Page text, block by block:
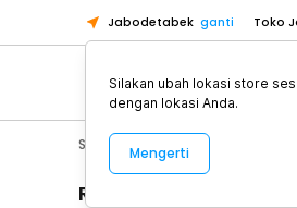
Jabodetabek ganti Toko
Toko
Toko
Pick
Pick n
Sport & Outdoor
Rincian Produk
Silakan ubah lokasi store
dengan lokasi Anda.
Mengerti